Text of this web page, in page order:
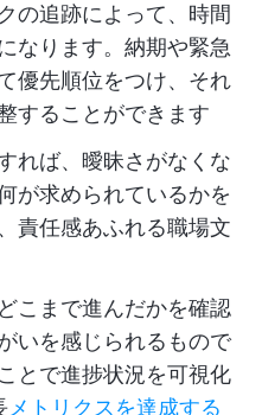
の追跡によって、時間
なります。納期や緊急
優先順位をつけ、それ
することができます
れば、曖昧さがなくな
が求められているかを
責任感あふれる職場文
こまで進んだかを確認
いを感じられるもので
とで進捗状況を可視化
メトリクスを達成する